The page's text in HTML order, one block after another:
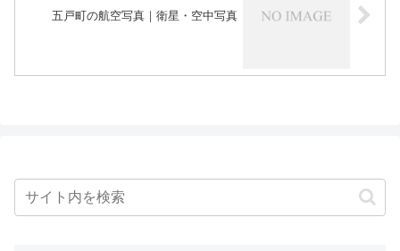
五戸町の航空写真｜衛星・空中写真